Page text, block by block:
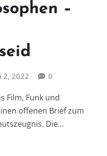
–
2, 2022 0
Film, Funk und
offenen Brief zum
Die…